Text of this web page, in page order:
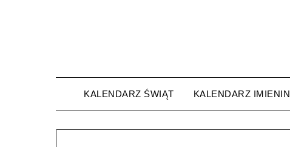
KALENDARZ ŚWIĄT KALENDARZ IMIENIN